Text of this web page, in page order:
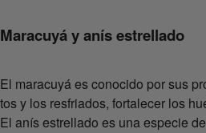
Maracuyá y anís estrellado
El maracuyá es conocido por sus
tos y los resfriados, fortalecer los
El anís estrellado es una especie